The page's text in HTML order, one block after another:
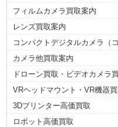
フィルムカメラ買取案内
レンズ買取案内
コンパクトデジタルカメラ（
カメラ他買取案内
ドローン買取・ビデオカメラ
VRヘッドマウント・VR機器買
3Dプリンター高価買取
ロボット高価買取